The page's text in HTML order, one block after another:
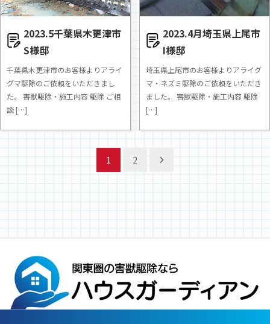
2023.5千葉県木更津市
S様邸
千葉県木更津市のお客様よりアライ
グマ駆除のご依頼をいただきまし
た。 害獣駆除・施工内容 駆除 ご相
談 […]
2023.4月埼玉県上尾市
I様邸
埼玉県上尾市のお客様よりアライグ
マ・ネズミ駆除のご依頼をいただき
ました。 害獣駆除・施工内容 駆除
[…]
1 2